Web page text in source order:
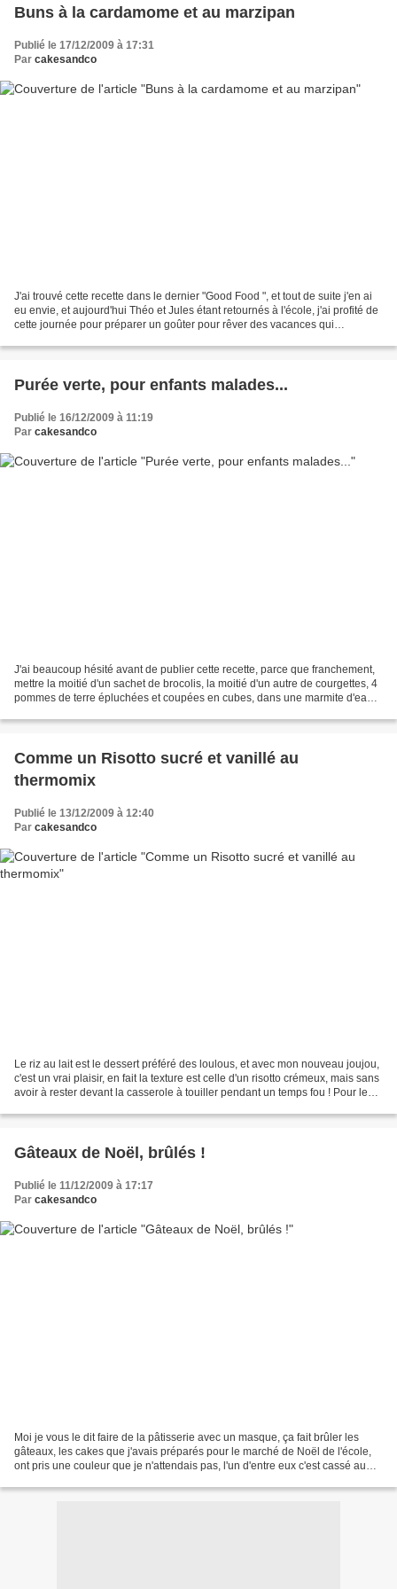
Buns à la cardamome et au marzipan
Publié le 17/12/2009 à 17:31
Par cakesandco
J'ai trouvé cette recette dans le dernier "Good Food ", et tout de suite j'en ai
eu envie, et aujourd'hui Théo et Jules étant retournés à l'école, j'ai profité de
cette journée pour préparer un goûter pour rêver des vacances qui
Purée verte, pour enfants malades...
Publié le 16/12/2009 à 11:19
Par cakesandco
J'ai beaucoup hésité avant de publier cette recette, parce que franchement,
mettre la moitié d'un sachet de brocolis, la moitié d'un autre de courgettes, 4
pommes de terre épluchées et coupées en cubes, dans une marmite d'eau
Comme un Risotto sucré et vanillé au
thermomix
Publié le 13/12/2009 à 12:40
Par cakesandco
Le riz au lait est le dessert préféré des loulous, et avec mon nouveau joujou,
c'est un vrai plaisir, en fait la texture est celle d'un risotto crémeux, mais sans
avoir à rester devant la casserole à touiller pendant un temps fou ! Pour le
Gâteaux de Noël, brûlés !
Publié le 11/12/2009 à 17:17
Par cakesandco
Moi je vous le dit faire de la pâtisserie avec un masque, ça fait brûler les
gâteaux, les cakes que j'avais préparés pour le marché de Noël de l'école,
ont pris une couleur que je n'attendais pas, l'un d'entre eux c'est cassé au